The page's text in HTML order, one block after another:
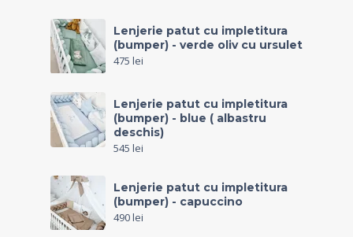
Lenjerie patut cu impletitura
(bumper) - verde oliv cu ursulet
475 lei
Lenjerie patut cu impletitura
(bumper) - blue ( albastru
deschis)
545 lei
Lenjerie patut cu impletitura
(bumper) - capuccino
490lei